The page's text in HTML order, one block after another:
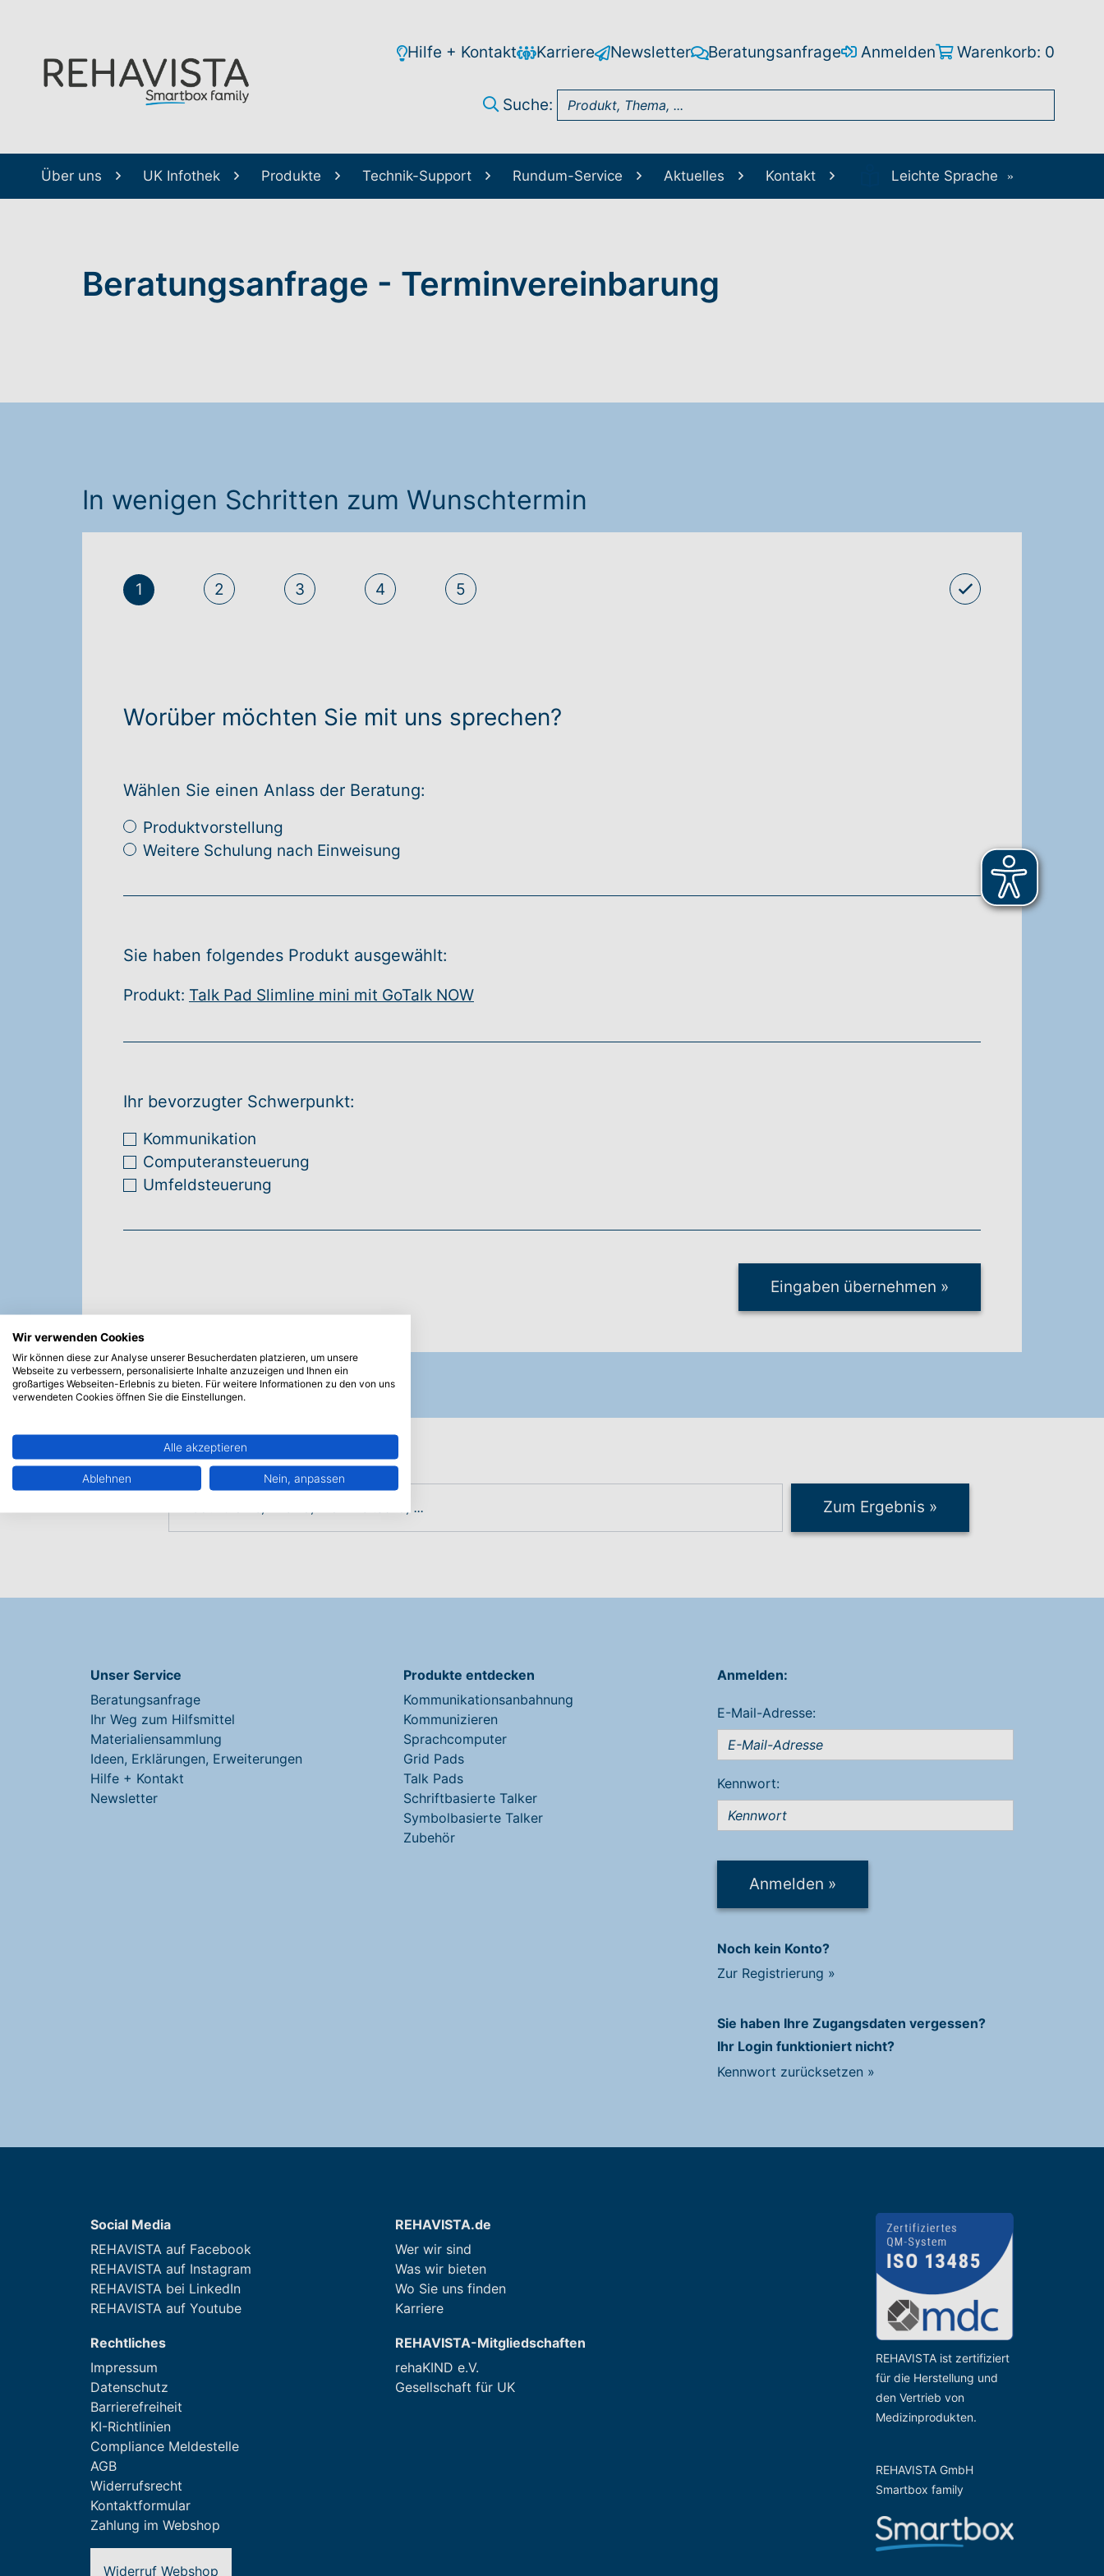
Hilfe + Kontakt Karriere Newsletter Beratungsanfrage Anmelden Warenkorb: 0
Suche:
Über uns UK Infothek Produkte Technik-Support Rundum-Service Aktuelles Kontakt Leichte Sprache
Beratungsanfrage - Terminvereinbarung
In wenigen Schritten zum Wunschtermin
1 2 3 4 5
Worüber möchten Sie mit uns sprechen?
Wählen Sie einen Anlass der Beratung:
Produktvorstellung
Weitere Schulung nach Einweisung
Sie haben folgendes Produkt ausgewählt:
Produkt: Talk Pad Slimline mini mit GoTalk NOW
Ihr bevorzugter Schwerpunkt:
Kommunikation
Computeransteuerung
Umfeldsteuerung
Eingaben übernehmen »
Zum Ergebnis »
Unser Service
Beratungsanfrage
Ihr Weg zum Hilfsmittel
Materialiensammlung
Ideen, Erklärungen, Erweiterungen
Hilfe + Kontakt
Newsletter
Produkte entdecken
Kommunikationsanbahnung
Kommunizieren
Sprachcomputer
Grid Pads
Talk Pads
Schriftbasierte Talker
Symbolbasierte Talker
Zubehör
Anmelden:
E-Mail-Adresse:
Kennwort:
Anmelden »
Noch kein Konto?
Zur Registrierung »
Sie haben Ihre Zugangsdaten vergessen?
Ihr Login funktioniert nicht?
Kennwort zurücksetzen »
Social Media
REHAVISTA auf Facebook
REHAVISTA auf Instagram
REHAVISTA bei LinkedIn
REHAVISTA auf Youtube
REHAVISTA.de
Wer wir sind
Was wir bieten
Wo Sie uns finden
Karriere
Rechtliches
Impressum
Datenschutz
Barrierefreiheit
KI-Richtlinien
Compliance Meldestelle
AGB
Widerrufsrecht
Kontaktformular
Zahlung im Webshop
REHAVISTA-Mitgliedschaften
rehaKIND e.V.
Gesellschaft für UK
Widerruf Webshop
REHAVISTA ist zertifiziert
für die Herstellung und
den Vertrieb von
Medizinprodukten.
REHAVISTA GmbH
Smartbox family
Wir verwenden Cookies
Wir können diese zur Analyse unserer Besucherdaten platzieren, um unsere
Webseite zu verbessern, personalisierte Inhalte anzuzeigen und Ihnen ein
großartiges Webseiten-Erlebnis zu bieten. Für weitere Informationen zu den von uns
verwendeten Cookies öffnen Sie die Einstellungen.
Alle akzeptieren
Ablehnen Nein, anpassen